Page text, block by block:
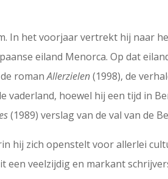
In het voorjaar vertrekt hij naar
eiland Menorca. Op dat
romanAllerzielen(1998), de
vaderland, hoewel hij een tijd in
(1989) verslag van de val van de
hij zich openstelt voor allerlei
veelzijdig en markant